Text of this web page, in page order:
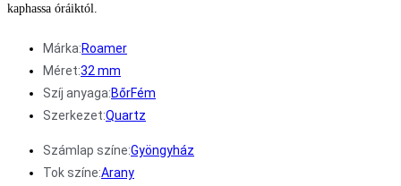
kaphassa óráiktól.
Márka:Roamer
Méret:32 mm
Szíj anyaga:BőrFém
Szerkezet:Quartz
Számlap színe:Gyöngyház
Tok színe:Arany